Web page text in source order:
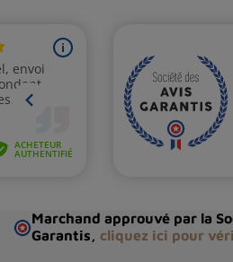
Marchand approuvé par la
Garantis, cliquez ici pour